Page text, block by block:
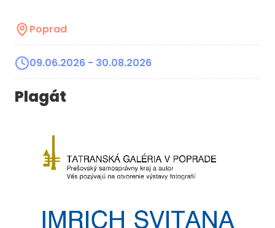
Poprad
09.06.2026 - 30.08.2026
Plagát